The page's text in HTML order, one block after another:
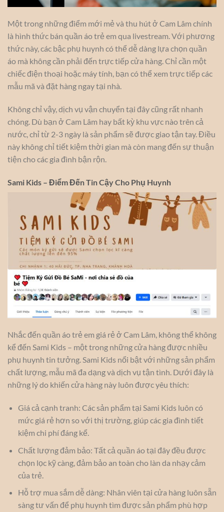
Một trong những điểm mới mẻ và thu hút ở Cam Lâm chính
là hình thức bán quần áo trẻ em qua livestream. Với phương
thức này, các bậc phụ huynh có thể dễ dàng lựa chọn quần
áo mà không cần phải đến trực tiếp cửa hàng. Chỉ cần một
chiếc điện thoại hoặc máy tính, bạn có thể xem trực tiếp các
mẫu mã và đặt hàng ngay tại nhà.
Không chỉ vậy, dịch vụ vận chuyển tại đây cũng rất nhanh
chóng. Dù bạn ở Cam Lâm hay bất kỳ khu vực nào trên cả
nước, chỉ từ 2-3 ngày là sản phẩm sẽ được giao tận tay. Điều
này không chỉ tiết kiệm thời gian mà còn mang đến sự thuận
tiện cho các gia đình bận rộn.
Sami Kids – Điểm Đến Tin Cậy Cho Phụ Huynh
Nhắc đến quần áo trẻ em giá rẻ ở Cam Lâm, không thể không
kể đến Sami Kids – một trong những cửa hàng được nhiều
phụ huynh tin tưởng. Sami Kids nổi bật với những sản phẩm
chất lượng, mẫu mã đa dạng và dịch vụ tận tình. Dưới đây là
những lý do khiến cửa hàng này luôn được yêu thích:
Giá cả cạnh tranh: Các sản phẩm tại Sami Kids luôn có
mức giá rẻ hơn so với thị trường, giúp các gia đình tiết
kiệm chi phí đáng kể.
Chất lượng đảm bảo: Tất cả quần áo tại đây đều được
chọn lọc kỹ càng, đảm bảo an toàn cho làn da nhạy cảm
của trẻ.
Hỗ trợ mua sắm dễ dàng: Nhân viên tại cửa hàng luôn sẵn
sàng tư vấn để phụ huynh tìm được sản phẩm phù hợp